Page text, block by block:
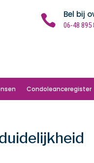
 Bel bij
06-48 895
Condoleanceregister